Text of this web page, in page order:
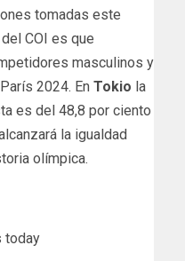
tomadas este
COI es que
masculinos y
2024. En Tokio la
es del 48,8 por ciento
la igualdad
olímpica.
today